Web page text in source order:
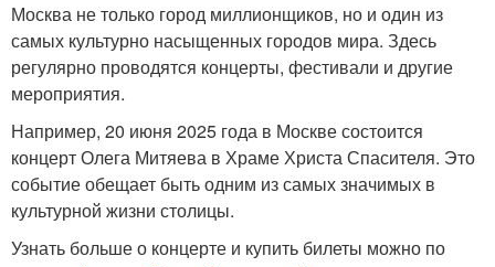
Москва не только город миллионщиков, но и один из
самых культурно насыщенных городов мира. Здесь
регулярно проводятся концерты, фестивали и другие
мероприятия.
Например, 20 июня 2025 года в Москве состоится
концерт Олега Митяева в Храме Христа Спасителя. Это
событие обещает быть одним из самых значимых в
культурной жизни столицы.
Узнать больше о концерте и купить билеты можно по